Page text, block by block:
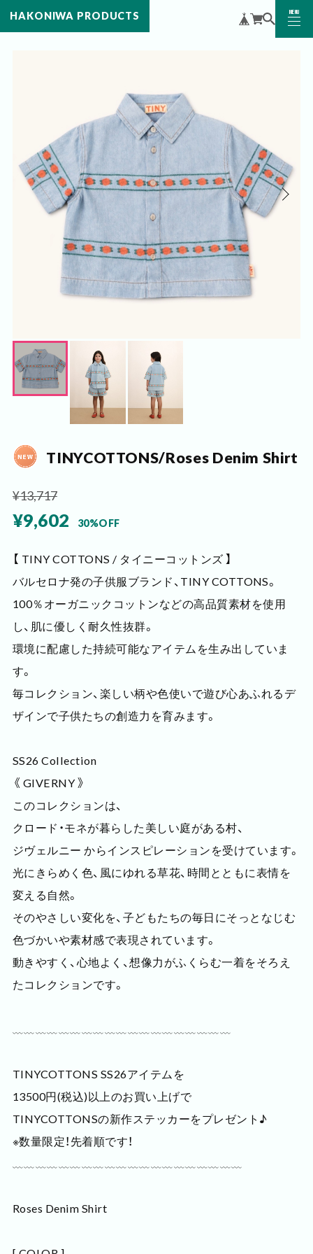
HAKONIWA PRODUCTS MENU
CLOSE
TINYCOTTONS/Roses Denim Shirt
¥13,717
¥9,602 30%OFF
【 TINY COTTONS / タイニーコットンズ 】
バルセロナ発の子供服ブランド、TINY COTTONS。
100％オーガニックコットンなどの高品質素材を使用
し、肌に優しく耐久性抜群。
環境に配慮した持続可能なアイテムを生み出していま
す。
毎コレクション、楽しい柄や色使いで遊び心あふれるデ
ザインで子供たちの創造力を育みます。
SS26 Collection
《 GIVERNY 》
このコレクションは、
クロード・モネが暮らした美しい庭がある村、
ジヴェルニー からインスピレーションを受けています。
光にきらめく色、風にゆれる草花、時間とともに表情を
変える自然。
そのやさしい変化を、子どもたちの毎日にそっとなじむ
色づかいや素材感で表現されています。
動きやすく、心地よく、想像力がふくらむ一着をそろえ
たコレクションです。
﹏﹏﹏﹏﹏﹏﹏﹏﹏﹏﹏﹏﹏﹏﹏﹏﹏﹏﹏
TINYCOTTONS SS26アイテムを
13500円(税込)以上のお買い上げで
TINYCOTTONSの新作ステッカーをプレゼント♪
※数量限定！先着順です！
﹏﹏﹏﹏﹏﹏﹏﹏﹏﹏﹏﹏﹏﹏﹏﹏﹏﹏﹏﹏
Roses Denim Shirt